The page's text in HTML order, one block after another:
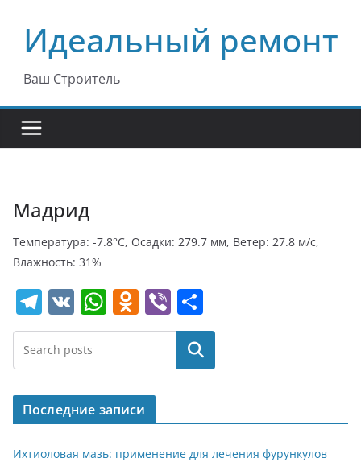
содержимому
Идеальный ремонт
Ваш Строитель
Мадрид
Температура: -7.8°C, Осадки: 279.7 мм, Ветер: 27.8 м/с,
Влажность: 31%
T
el
e
gr
a
m
V
K
W
h
s
A
p
p
O
d
o
kl
a
ss
Vi
b
er
т
п
р
в
и
Поиск
Последние записи
Ихтиоловая мазь: применение для лечения фурункулов